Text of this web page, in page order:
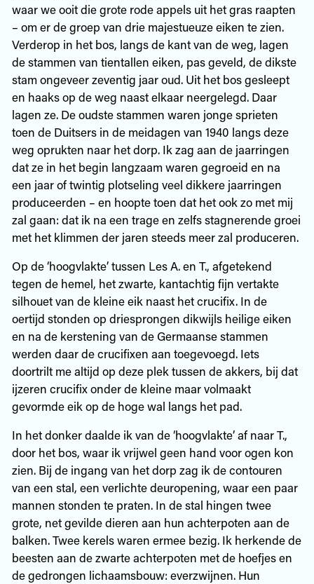
waar we ooit die grote rode appels uit het gras raapten
– om er de groep van drie majestueuze eiken te zien.
Verderop in het bos, langs de kant van de weg, lagen
de stammen van tientallen eiken, pas geveld, de dikste
stam ongeveer zeventig jaar oud. Uit het bos gesleept
en haaks op de weg naast elkaar neergelegd. Daar
lagen ze. De oudste stammen waren jonge sprieten
toen de Duitsers in de meidagen van 1940 langs deze
weg oprukten naar het dorp. Ik zag aan de jaarringen
dat ze in het begin langzaam waren gegroeid en na
een jaar of twintig plotseling veel dikkere jaarringen
produceerden – en hoopte toen dat het ook zo met mij
zal gaan: dat ik na een trage en zelfs stagnerende groei
met het klimmen der jaren steeds meer zal produceren.
Op de ‘hoogvlakte’ tussen Les A. en T., afgetekend
tegen de hemel, het zwarte, kantachtig fijn vertakte
silhouet van de kleine eik naast het crucifix. In de
oertijd stonden op driesprongen dikwijls heilige eiken
en na de kerstening van de Germaanse stammen
werden daar de crucifixen aan toegevoegd. Iets
doortrilt me altijd op deze plek tussen de akkers, bij dat
ijzeren crucifix onder de kleine maar volmaakt
gevormde eik op de hoge wal langs het pad.
In het donker daalde ik van de ‘hoogvlakte’ af naar T.,
door het bos, waar ik vrijwel geen hand voor ogen kon
zien. Bij de ingang van het dorp zag ik de contouren
van een stal, een verlichte deuropening, waar een paar
mannen stonden te praten. In de stal hingen twee
grote, net gevilde dieren aan hun achterpoten aan de
balken. Twee kerels waren ermee bezig. Ik herkende de
beesten aan de zwarte achterpoten met de hoefjes en
de gedrongen lichaamsbouw: everzwijnen. Hun